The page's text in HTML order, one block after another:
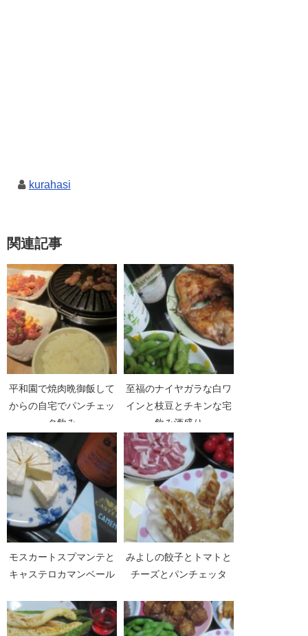
kurahasi
関連記事
平和園で焼肉晩御飯して
からの自宅でパンチェッ
タ飲み
至福のナイヤガラな白ワ
インと枝豆とチキンな宅
飲み酒盛り
モスカートスプマンテと
キャステロカマンベール
みよしの餃子とトマトと
チーズとパンチェッタ